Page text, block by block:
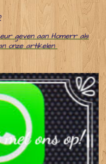
geven aan Homerr als
onze artikelen